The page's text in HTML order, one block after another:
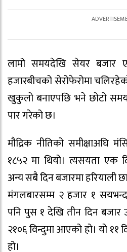
लामो समयदेखि सेयर
हजारबीचको सेरोफेरोमा
खुकुलो बनाएपछि भने छोटो
पार गरेको छ।
मौद्रिक नीतिको समीक्षाअघि
१८५२ मा थियो। त्यसयता एक
अन्य सबै दिन बजारमा
मंगलबारसम्म २ हजार १
पनि पुस १ देखि तीन दिन
२१०६ विन्दुमा आएको हो। यो ११
हो।